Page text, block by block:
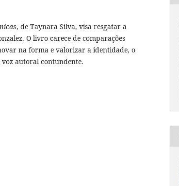
, de Taynara Silva, visa resgatar a
O livro carece de comparações
na forma e valorizar a identidade, o
autoral contundente.